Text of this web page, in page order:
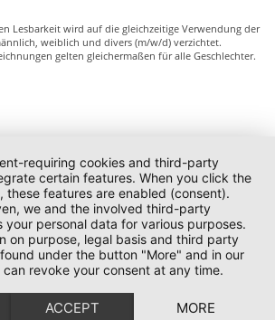
Lesbarkeit wird auf die gleichzeitige Verwendung der
weiblich und divers (m/w/d) verzichtet.
gelten gleichermaßen für alle Geschlechter.
requiring cookies and third-party
certain features. When you click the
these features are enabled (consent).
we and the involved third-party
your personal data for various purposes.
on purpose, legal basis and third party
under the button "More" and in our
revoke your consent at any time.
ACCEPT MORE